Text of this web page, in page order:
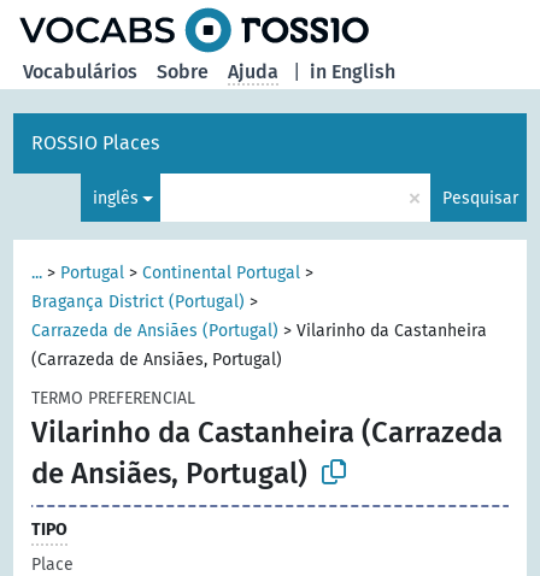
in English
Vocabulários Sobre Ajuda
ROSSIO Places
inglês × Pesquisar
... > Portugal >Continental Portugal >
Bragança District (Portugal) >
Carrazeda de Ansiães (Portugal) >Vilarinho da Castanheira
(Carrazeda de Ansiães, Portugal)
TERMO PREFERENCIAL
Vilarinho da Castanheira (Carrazeda
de Ansiães, Portugal)
TIPO
Place